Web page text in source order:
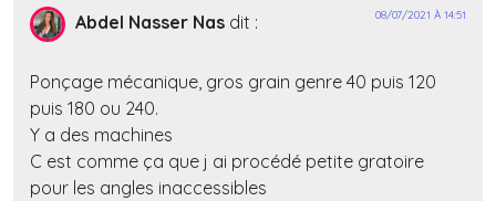
Abdel Nasser Nas dit : 08/07/2021 À 14:51
Ponçage mécanique, gros grain genre 40 puis 120
puis 180 ou 240.
Y a des machines
C est comme ça que j ai procédé petite gratoire
pour les angles inaccessibles